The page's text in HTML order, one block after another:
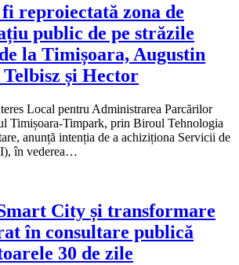
reproiectată zona de
public de pe străzile
la Timișoara, Augustin
și Hector
Local pentru Administrarea Parcărilor
Timișoara-Timpark, prin Biroul Tehnologia
anunță intenția de a achiziționa Servicii de
în vederea…
City și transformare
în consultare publică
30 de zile